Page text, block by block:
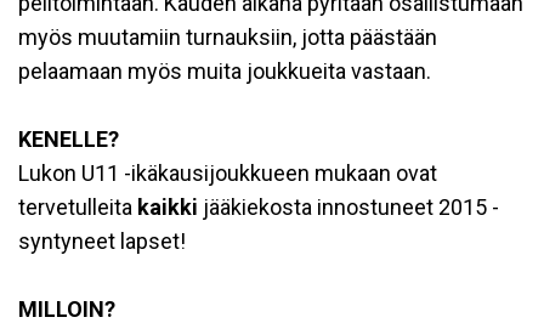
myös muutamiin turnauksiin, jotta päästään
pelaamaan myös muita joukkueita vastaan.
KENELLE?
Lukon U11 -ikäkausijoukkueen mukaan ovat
tervetulleita kaikki jääkiekosta innostuneet 2015 -
syntyneet lapset!
MILLOIN?